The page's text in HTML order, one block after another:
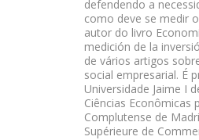
defendendo a
como deve se medir
autor do livro
medición de la
de vários artigos
social empresarial. É
Universidade Jaime I
Ciências Econômicas
Complutense de
Supérieure de